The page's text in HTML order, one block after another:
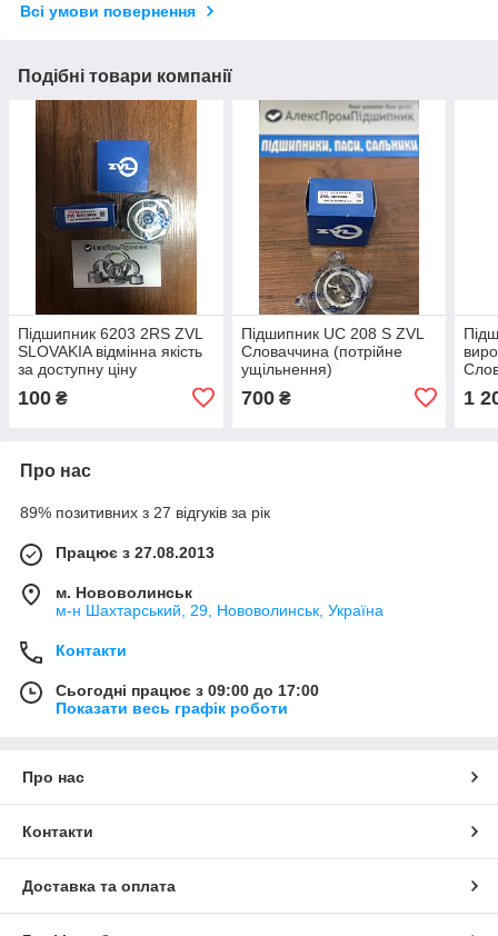
Всі умови повернення
Подібні товари компанії
Підшипник 6203 2RS ZVL
SLOVAKIA відмінна якість
за доступну ціну
100 ₴
Підшипник UC 208 S ZVL
Словаччина (потрійне
ущільнення)
700₴ 1
Про нас
89% позитивних з 27 відгуків за рік
Працює з 27.08.2013
м. Нововолинськ
м-н Шахтарський, 29, Нововолинськ, Україна
Контакти
Сьогодні працює з 09:00 до 17:00
Показати весь графік роботи
Про нас
Контакти
Доставка та оплата